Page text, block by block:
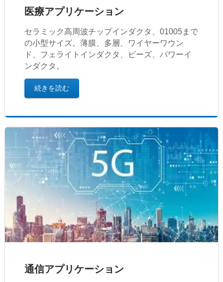
医療アプリケーション
セラミック高周波チップインダクタ、01005まで
の小型サイズ。薄膜、多層、ワイヤーワウン
ド、フェライトインダクタ、ビーズ、パワーイ
ンダクタ。
続きを読む
通信アプリケーション